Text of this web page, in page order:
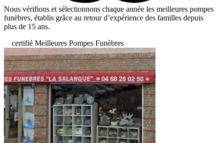
Nous vérifions et sélectionnons chaque année les meilleures pompes
funèbres, établis grâce au retour d’expérience des familles depuis
plus de 15 ans.
certifié Meilleures Pompes Funèbres